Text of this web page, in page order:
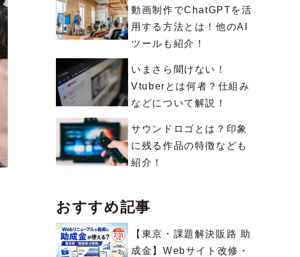
動画制作でChatGPTを活
用する方法とは！他のAI
ツールも紹介！
いまさら聞けない！
Vtuberとは何者？仕組み
などについて解説！
サウンドロゴとは？印象
に残る作品の特徴なども
紹介！
おすすめ記事
【東京・課題解決販路 助
成金】Webサイト改修・